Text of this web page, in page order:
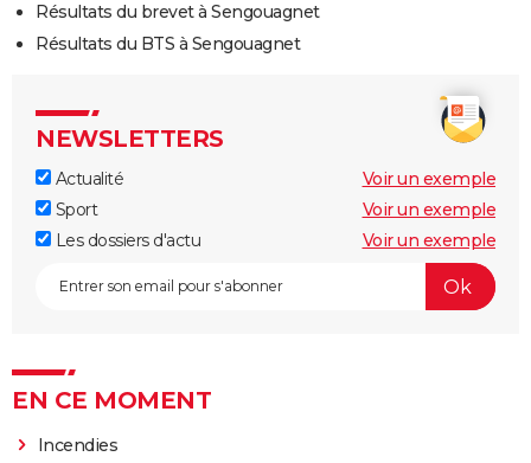
Résultats du brevet à Sengouagnet
Résultats du BTS à Sengouagnet
NEWSLETTERS
Actualité
Voir un exemple
Sport
Voir un exemple
Les dossiers d'actu
Voir un exemple
EN CE MOMENT
Incendies